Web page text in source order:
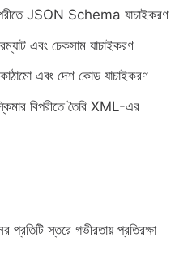
বিপরীতে JSON Schema যাচাইকরণ
এবং চেকসাম যাচাইকরণ
এবং দেশ কোড যাচাইকরণ
বিপরীতে তৈরি XML-এর
স্তরে গভীরতায় প্রতিরক্ষা